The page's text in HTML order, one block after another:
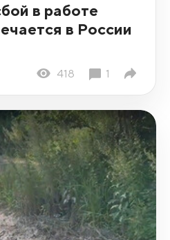
в работе
в России
418 1